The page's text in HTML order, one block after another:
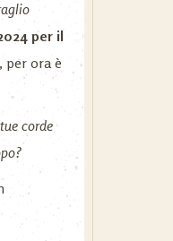
per il
, per ora è
corde